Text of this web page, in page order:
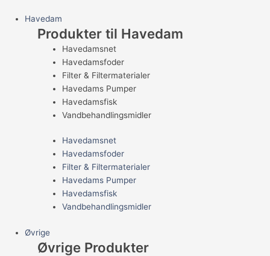
Havedam
Produkter til Havedam
Havedamsnet
Havedamsfoder
Filter & Filtermaterialer
Havedams Pumper
Havedamsfisk
Vandbehandlingsmidler
Havedamsnet
Havedamsfoder
Filter & Filtermaterialer
Havedams Pumper
Havedamsfisk
Vandbehandlingsmidler
Øvrige
Øvrige Produkter